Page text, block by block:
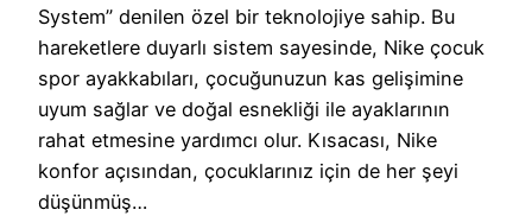
System” denilen özel bir teknolojiye sahip. Bu
hareketlere duyarlı sistem sayesinde, Nike çocuk
spor ayakkabıları, çocuğunuzun kas gelişimine
uyum sağlar ve doğal esnekliği ile ayaklarının
rahat etmesine yardımcı olur. Kısacası, Nike
konfor açısından, çocuklarınız için de her şeyi
düşünmüş…